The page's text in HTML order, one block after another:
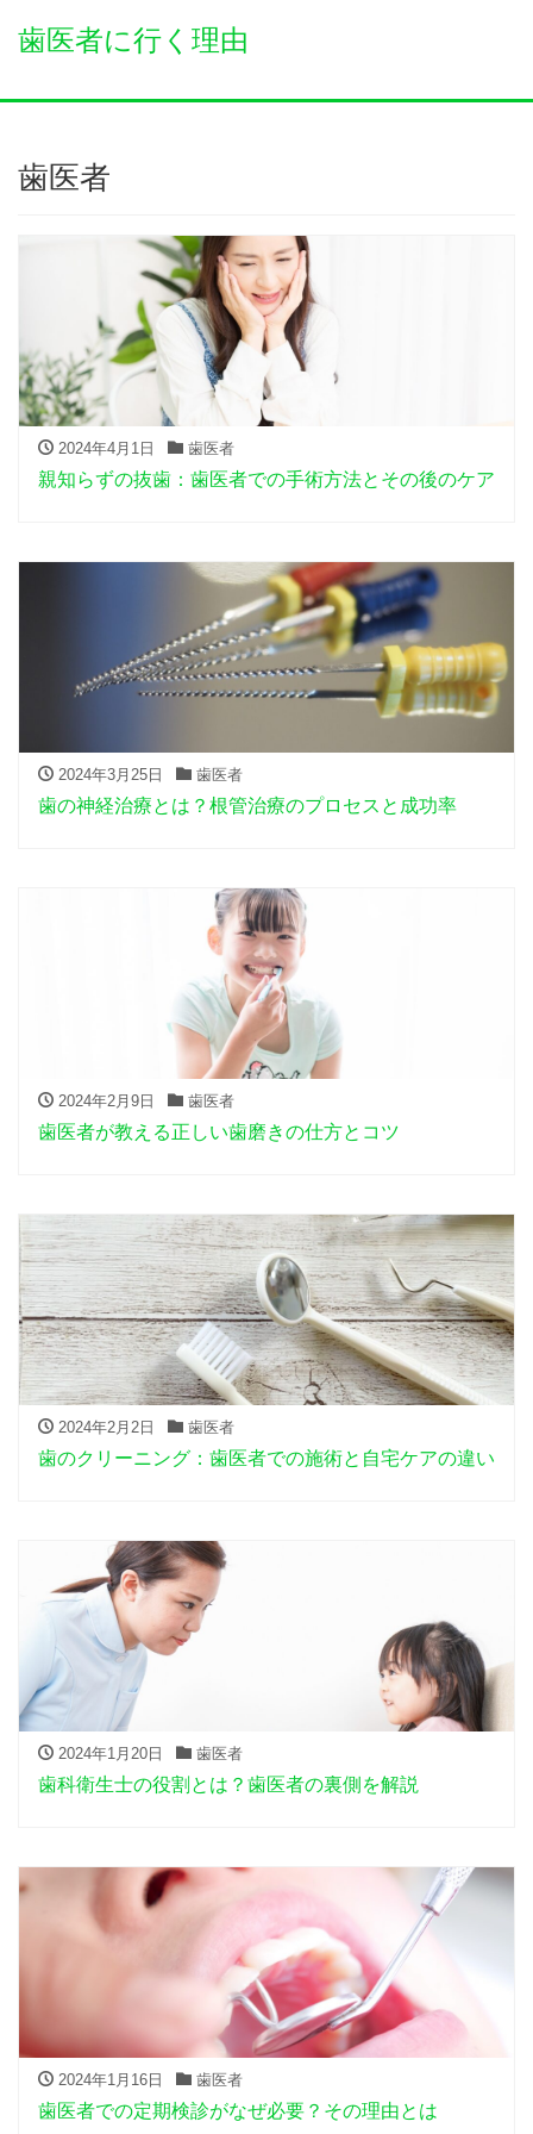
歯医者に行く理由
歯医者
2024年4月1日 歯医者
親知らずの抜歯：歯医者での手術方法とその後のケア
2024年3月25日 歯医者
歯の神経治療とは？根管治療のプロセスと成功率
2024年2月9日 歯医者
歯医者が教える正しい歯磨きの仕方とコツ
2024年2月2日 歯医者
歯のクリーニング：歯医者での施術と自宅ケアの違い
2024年1月20日 歯医者
歯科衛生士の役割とは？歯医者の裏側を解説
2024年1月16日 歯医者
歯医者での定期検診がなぜ必要？その理由とは